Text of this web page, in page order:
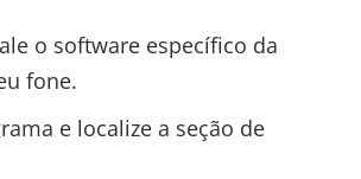
o software específico da
fone.
e localize a seção de